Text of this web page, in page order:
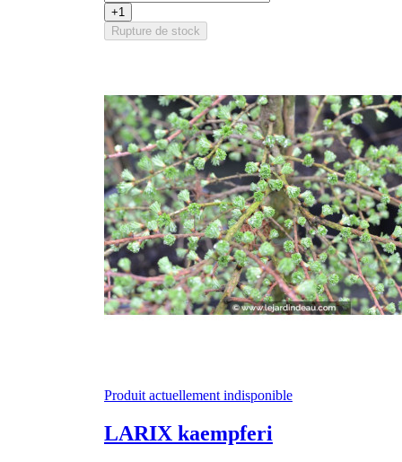
+1
Rupture de stock
Produit actuellement indisponible
LARIX kaempferi